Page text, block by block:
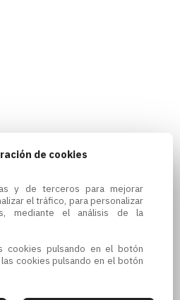
de cookies
y de terceros para mejorar
el tráfico, para personalizar
mediante el análisis de la
cookies pulsando en el botón
cookies pulsando en el botón